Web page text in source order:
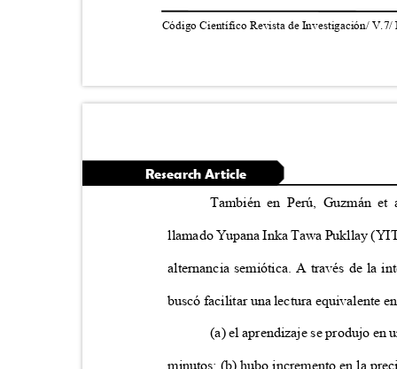
Código Científico Revista de Investigación/
Research Article
También en Perú, Guzmán
llamado Yupana Inka Tawa Pukllay
alternancia semiótica. A través de la
buscó facilitar una lectura equivalente
(a) el aprendizaje se produjo en
minutos; (b) hubo incremento en la